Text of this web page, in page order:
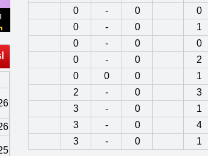
0
0
-
0
1
0
-
0
0
0
-
0
2
0
-
0
1
0
0
0
3
0
-
2
1
0
-
3
4
0
-
3
1
0
-
3